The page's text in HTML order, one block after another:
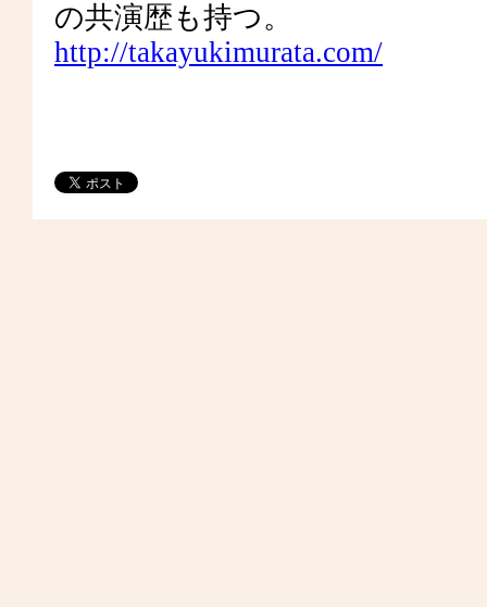
の共演歴も持つ。
http://takayukimurata.com/